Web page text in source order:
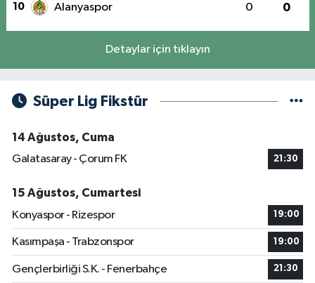
10 Alanyaspor 0 0
Detaylar için tıklayın
Süper Lig Fikstür
14 Ağustos, Cuma
Galatasaray - Çorum FK
21:30
15 Ağustos, Cumartesi
Konyaspor - Rizespor
19:00
Kasımpaşa - Trabzonspor 19:00
Gençlerbirliği S.K. - Fenerbahçe 21:30